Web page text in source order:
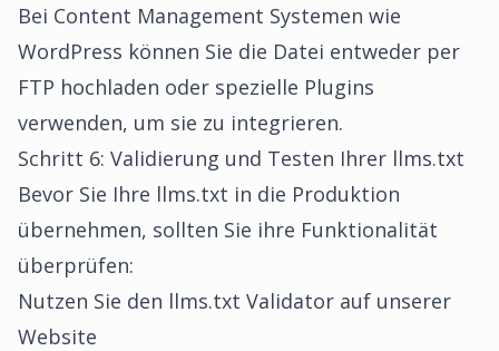
Bei Content Management Systemen wie
WordPress können Sie die Datei entweder per
FTP hochladen oder spezielle Plugins
verwenden, um sie zu integrieren.
Schritt 6: Validierung und Testen Ihrer llms.txt
Bevor Sie Ihre llms.txt in die Produktion
übernehmen, sollten Sie ihre Funktionalität
überprüfen:
Nutzen Sie den llms.txt Validator auf unserer
Website